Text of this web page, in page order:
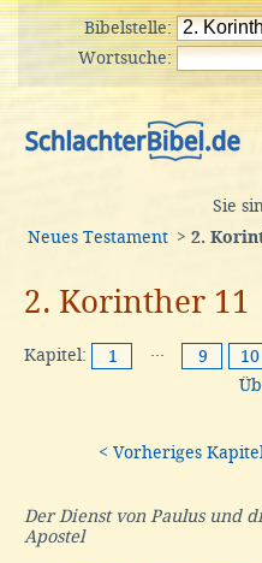
Bibelstelle:
Wortsuche:
Sie
Neues Testament > 2.
2. Korinther 11
Kapitel: 1 ··· 9 10
< Vorheriges Kapitel
Der Dienst von Paulus und
Apostel